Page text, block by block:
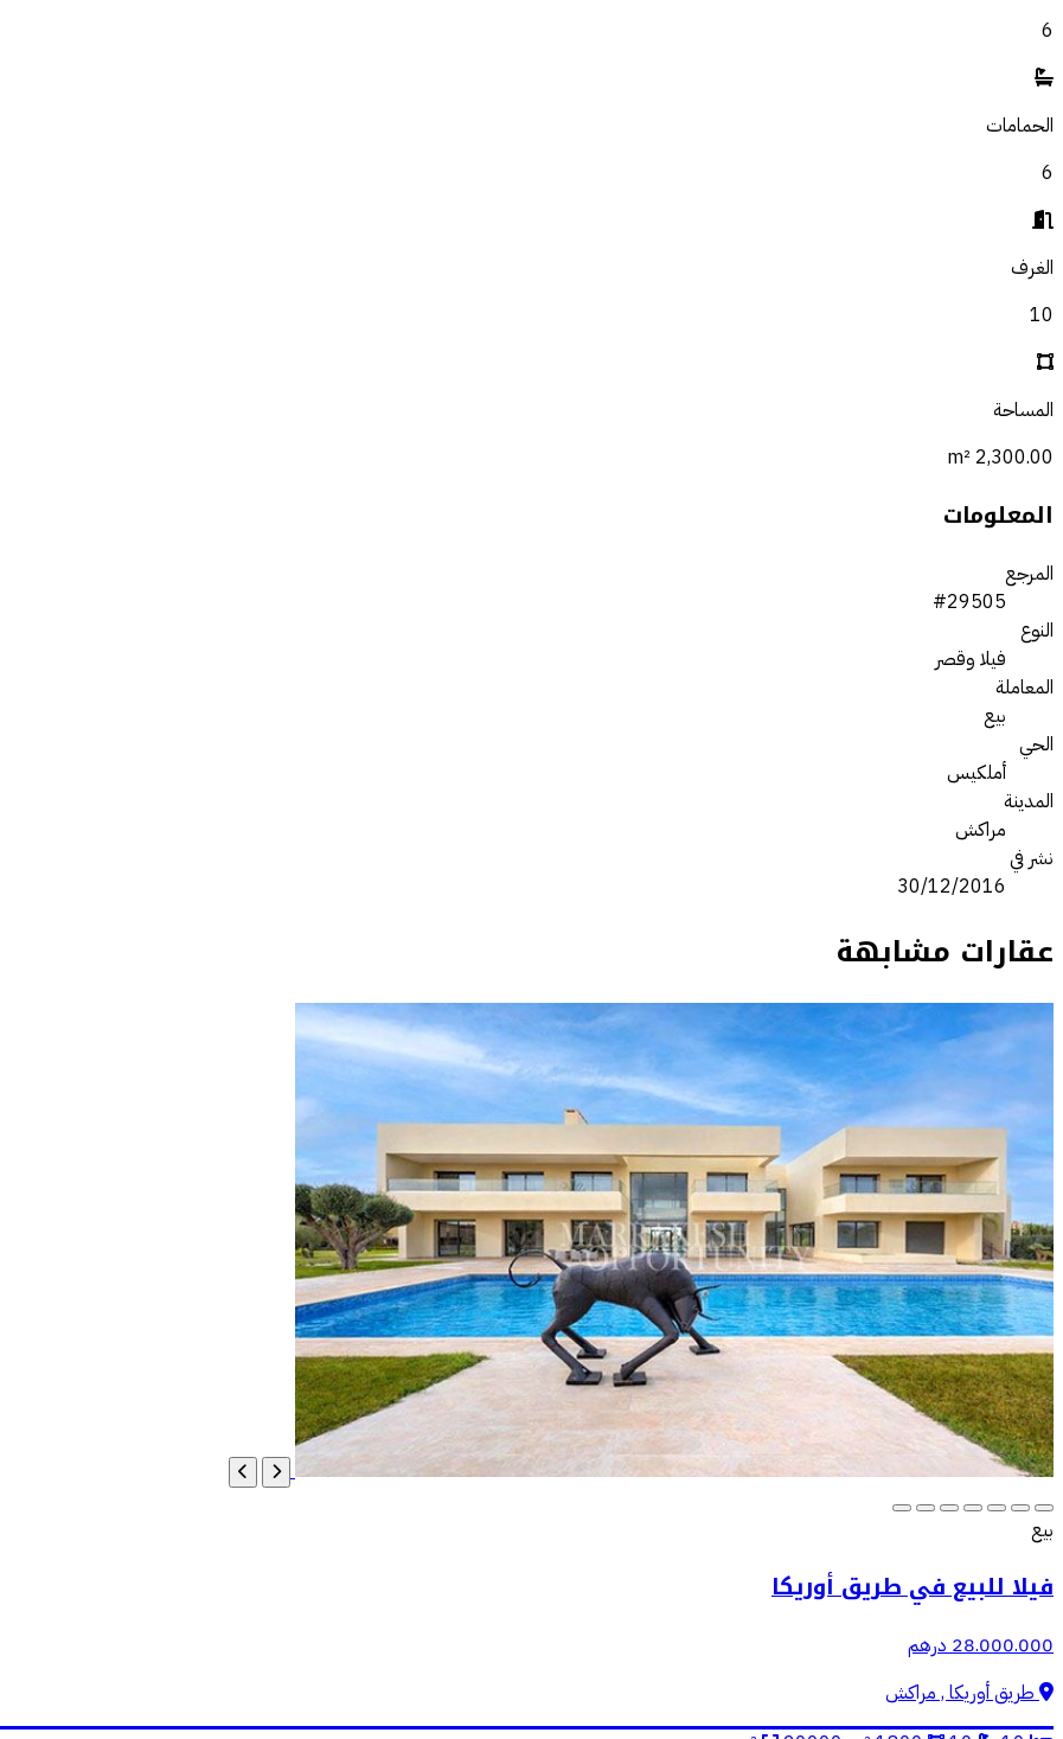
6
الحمامات
6
الغرف
10
المساحة
2,300.00 m²
المعلومات
المرجع
#29505
النوع
فيلا وقصر
المعاملة
بيع
الحي
أملكيس
المدينة
مراكش
نشر في
30/12/2016
عقارات مشابهة
بيع
فيلا للبيع في طريق أوريكا
28.000.000 درهم
طريق أوريكا , مراكش